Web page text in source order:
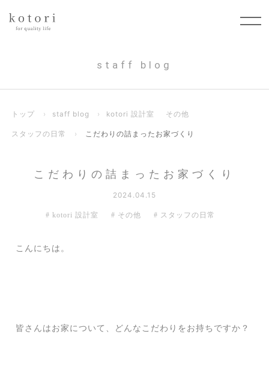
staff blog
トップ › staff blog › kotori 設計室 その他
スタッフの日常 › こだわりの詰まったお家づくり
こだわりの詰まったお家づくり
2024.04.15
kotori 設計室 その他 スタッフの日常
こんにちは。
皆さんはお家について、どんなこだわりをお持ちですか？